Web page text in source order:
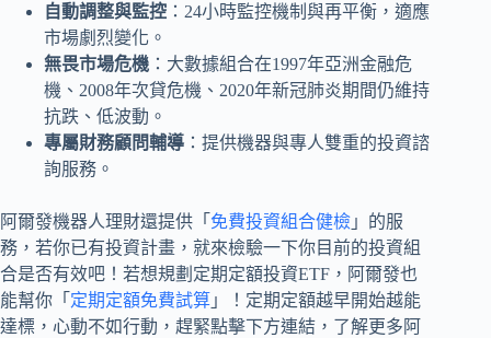
自動調整與監控 ：24小時監控機制與再平衡，適應
市場劇烈變化。
無畏市場危機 ：大數據組合在1997年亞洲金融危
機、2008年次貸危機、2020年新冠肺炎期間仍維持
抗跌、低波動。
專屬財務顧問輔導 ：提供機器與專人雙重的投資諮
詢服務。
阿爾發機器人理財還提供「 免費投資組合健檢 」的服
務，若你已有投資計畫，就來檢驗一下你目前的投資組
合是否有效吧！若想規劃定期定額投資ETF，阿爾發也
能幫你「 定期定額免費試算 」！定期定額越早開始越能
達標，心動不如行動，趕緊點擊下方連結，了解更多阿